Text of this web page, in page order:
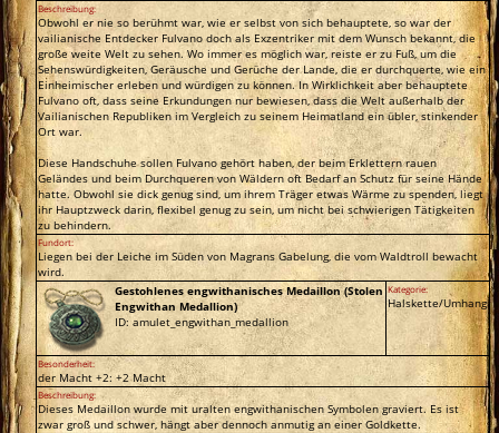
Beschreibung:
Obwohl er nie so berühmt war, wie er selbst von sich behauptete, so war der
vailianische Entdecker Fulvano doch als Exzentriker mit dem Wunsch bekannt, die
große weite Welt zu sehen. Wo immer es möglich war, reiste er zu Fuß, um die
Sehenswürdigkeiten, Geräusche und Gerüche der Lande, die er durchquerte, wie ein
Einheimischer erleben und würdigen zu können. In Wirklichkeit aber behauptete
Fulvano oft, dass seine Erkundungen nur bewiesen, dass die Welt außerhalb der
Vailianischen Republiken im Vergleich zu seinem Heimatland ein übler, stinkender
Ort war.
Diese Handschuhe sollen Fulvano gehört haben, der beim Erklettern rauen
Geländes und beim Durchqueren von Wäldern oft Bedarf an Schutz für seine Hände
hatte. Obwohl sie dick genug sind, um ihrem Träger etwas Wärme zu spenden, liegt
ihr Hauptzweck darin, flexibel genug zu sein, um nicht bei schwierigen Tätigkeiten
zu behindern.
Fundort:
Liegen bei der Leiche im Süden von Magrans Gabelung, die vom Waldtroll bewacht
wird.
Gestohlenes engwithanisches Medaillon (Stolen
Engwithan Medallion)
ID: amulet_engwithan_medallion
Kategorie:
Halskette/Umhang
Besonderheit:
der Macht +2: +2 Macht
Beschreibung:
Dieses Medaillon wurde mit uralten engwithanischen Symbolen graviert. Es ist
zwar groß und schwer, hängt aber dennoch anmutig an einer Goldkette.